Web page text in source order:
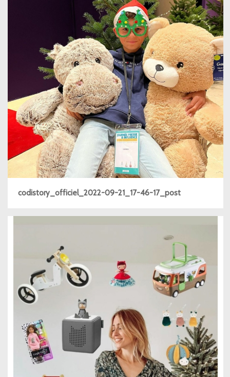
codistory_officiel_2022-09-21_17-46-17_post